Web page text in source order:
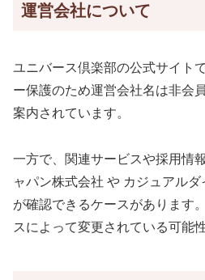
運営会社について
ユニバース倶楽部の公式サイト
ー保護のため運営会社名は非会
案内されています。
一方で、関連サービスや採用情
ャパン株式会社 や カジュアル
が確認できるケースがあります
スによって変更されている可能